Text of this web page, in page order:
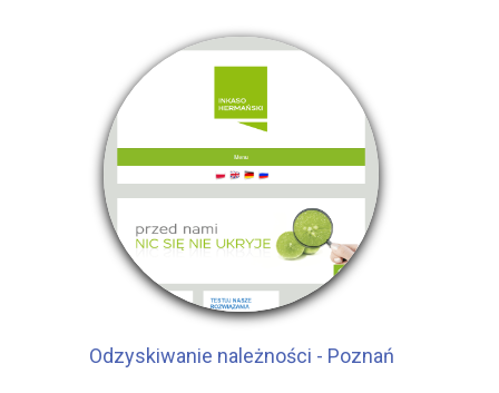
Odzyskiwanie należności - Poznań